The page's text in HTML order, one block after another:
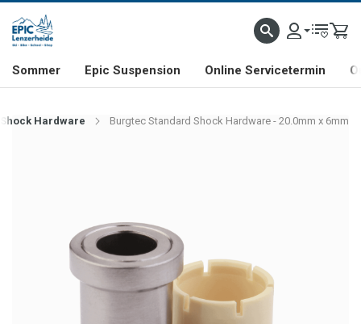
& FREERIDE-SPEZIALIST SCHWEIZER FIRMA SHOP & SHOWROOM IN
Sommer Epic Suspension Online Servicetermin
Hardware Burgtec Standard Shock Hardware - 20.0mm x 6mm